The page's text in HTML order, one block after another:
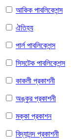
আকিক পাবলিকেশন্স
ঐতিহ্য
পার্ল পাবলিকেশন্স
সিসটেক পাবলিকেশন্স
কাকলী প্রকাশনী
অঙ্কুর প্রকাশনী
মক্কা প্রকাশন
বিদ্যানন্দ প্রকাশনী